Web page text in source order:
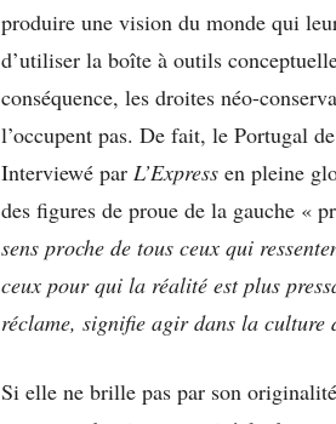
produire une vision du monde qui
d’utiliser la boîte à outils
conséquence, les droites néo-
l’occupent pas. De fait, le Portugal
Interviewé par L’Express en pleine
des figures de proue de la gauche «
sens proche de tous ceux qui
ceux pour qui la réalité est plus
réclame, signifie agir dans la culture
Si elle ne brille pas par son